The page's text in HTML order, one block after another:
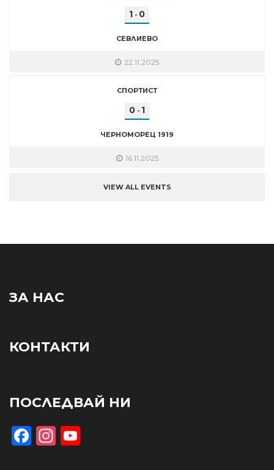
1 - 0
СЕВЛИЕВО
22.11.2025
СПОРТИСТ
0 - 1
ЧЕРНОМОРЕЦ 1919
16.11.2025
VIEW ALL EVENTS
ЗА НАС
КОНТАКТИ
ПОСЛЕДВАЙ НИ
Facebook
Instagram